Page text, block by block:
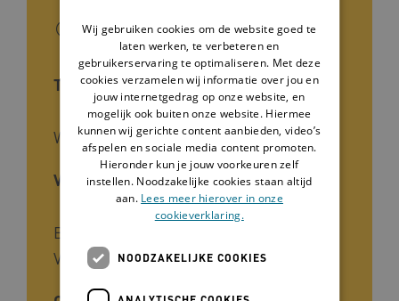
In het kort
Type tool
Website
Voor wie
Begeleiders, Zorgverleners,
Verzorgenden
Wij gebruiken cookies om de website goed te
laten werken, te verbeteren en
gebruikerservaring te optimaliseren. Met deze
cookies verzamelen wij informatie over jou en
jouw internetgedrag op onze website, en
mogelijk ook buiten onze website. Hiermee
kunnen wij gerichte content aanbieden, video’s
afspelen en sociale media content promoten.
Hieronder kun je jouw voorkeuren zelf
instellen. Noodzakelijke cookies staan altijd
aan. Lees meer hierover in onze
cookieverklaring.
NOODZAKELIJKE COOKIES